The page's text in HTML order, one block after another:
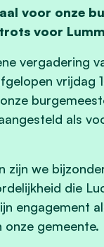
voor onze
voor
vergadering
vrijdag
als
zijn we
die
engagement
onze gemeente.